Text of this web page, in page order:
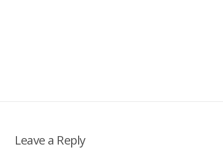
Leave a Reply